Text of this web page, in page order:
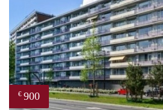
€ 900